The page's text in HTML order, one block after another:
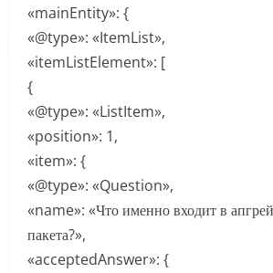
«mainEntity»: {
«@type»: «ItemList»,
«itemListElement»: [
{
«@type»: «ListItem»,
«position»: 1,
«item»: {
«@type»: «Question»,
«name»: «Что именно входит в
пакета?»,
«acceptedAnswer»: {